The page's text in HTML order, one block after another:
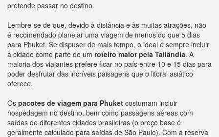
pretende passar no destino.
Lembre-se de que, devido à distância e às muitas atrações, não
é recomendado planejar uma viagem de menos do que 5 dias
para Phuket. Se dispuser de mais tempo, o ideal é sempre incluir
a cidade como parte de um roteiro maior pela Tailândia. A
maioria dos viajantes prefere ficar no país entre 10 e 15 dias para
poder desfrutar das incríveis paisagens que o litoral asiático
oferece.
Os pacotes de viagem para Phuket costumam incluir
hospedagem no destino, bem como passagens aéreas com
saídas de diferentes cidades brasileiras (o preço base é
geralmente calculado para saídas de São Paulo). Com a reserva